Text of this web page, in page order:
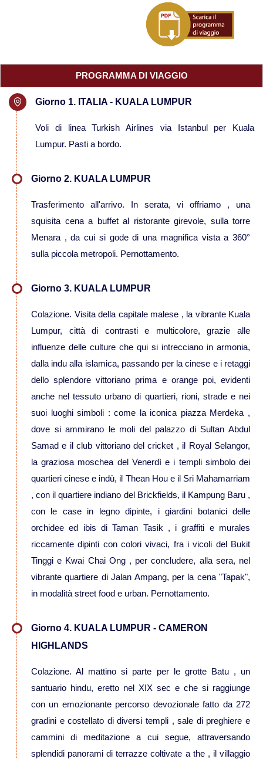
Viaggi in Mozambico e Kruger
Viaggi in Uganda
Viaggi in Zanzibar
Viaggi in Botswana
Viaggi in Kenya
Viaggi in Madagascar
Viaggi in Namibia
Viaggi in Sudafrica
Viaggi in Tanzania
Asia
Viaggi in Corea del Sud
Viaggi in Filippine
Viaggi in Indonesia
Viaggi in Kazakistan
Viaggi in Kirghizistan
Viaggi in Malesia
Viaggi in Mongolia
Viaggi in Nepal Tibet Bhutan
Viaggi in Sri Lanka
PROGRAMMA DI VIAGGIO
Giorno 1. ITALIA - KUALA LUMPUR
Voli di linea Turkish Airlines via Istanbul per Kuala
Lumpur. Pasti a bordo.
Giorno 2. KUALA LUMPUR
Trasferimento all'arrivo. In serata, vi offriamo , una
squisita cena a buffet al ristorante girevole, sulla torre
Menara , da cui si gode di una magnifica vista a 360°
sulla piccola metropoli. Pernottamento.
Giorno 3. KUALA LUMPUR
Colazione. Visita della capitale malese , la vibrante Kuala
Lumpur, città di contrasti e multicolore, grazie alle
influenze delle culture che qui si intrecciano in armonia,
dalla indu alla islamica, passando per la cinese e i retaggi
dello splendore vittoriano prima e orange poi, evidenti
anche nel tessuto urbano di quartieri, rioni, strade e nei
suoi luoghi simboli : come la iconica piazza Merdeka ,
dove si ammirano le moli del palazzo di Sultan Abdul
Samad e il club vittoriano del cricket , il Royal Selangor,
la graziosa moschea del Venerdì e i templi simbolo dei
quartieri cinese e indù, il Thean Hou e il Sri Mahamarriam
, con il quartiere indiano del Brickfields, il Kampung Baru ,
con le case in legno dipinte, i giardini botanici delle
orchidee ed ibis di Taman Tasik , i graffiti e murales
riccamente dipinti con colori vivaci, fra i vicoli del Bukit
Tinggi e Kwai Chai Ong , per concludere, alla sera, nel
vibrante quartiere di Jalan Ampang, per la cena "Tapak",
in modalità street food e urban. Pernottamento.
Giorno 4. KUALA LUMPUR - CAMERON
HIGHLANDS
Colazione. Al mattino si parte per le grotte Batu , un
santuario hindu, eretto nel XIX sec e che si raggiunge
con un emozionante percorso devozionale fatto da 272
gradini e costellato di diversi templi , sale di preghiere e
cammini di meditazione a cui segue, attraversando
splendidi panorami di terrazze coltivate a the , il villaggio